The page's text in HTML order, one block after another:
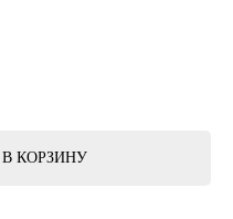
В КОРЗИНУ